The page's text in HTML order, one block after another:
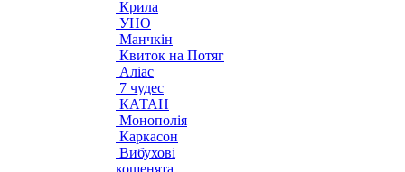
Крила
УНО
Манчкін
Квиток на Потяг
Аліас
7 чудес
КАТАН
Монополія
Каркасон
Вибухові
кошенята